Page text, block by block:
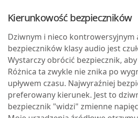
Kierunkowość bezpieczników
Dziwnym i nieco kontrowersyjnym
bezpieczników klasy audio jest
Wystarczy obrócić bezpiecznik, aby
Różnica ta zwykle nie znika po
upływem czasu. Najwyraźniej
preferowany kierunek. Jest to
bezpiecznik "widzi" zmienne